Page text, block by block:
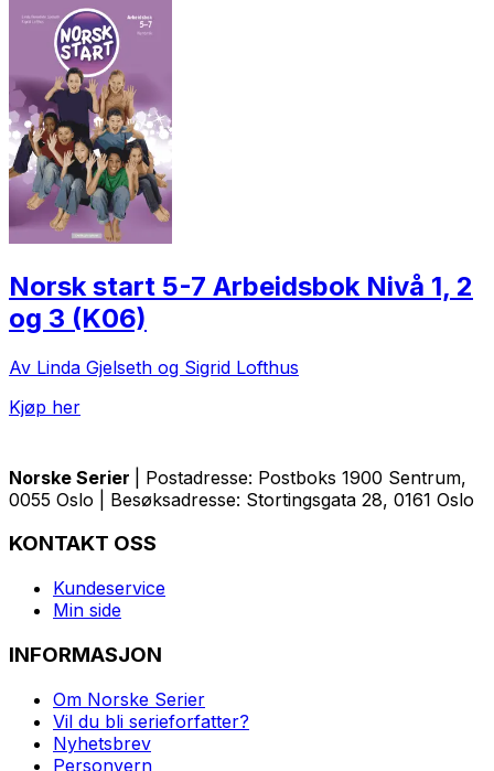
Norsk start 5-7 Arbeidsbok Nivå 1, 2
og 3 (K06)
Av Linda Gjelseth og Sigrid Lofthus
Kjøp her
Norske Serier
| Postadresse: Postboks 1900 Sentrum,
0055 Oslo | Besøksadresse: Stortingsgata 28, 0161 Oslo
KONTAKT OSS
Kundeservice
Min side
INFORMASJON
Om Norske Serier
Vil du bli serieforfatter?
Nyhetsbrev
Personvern